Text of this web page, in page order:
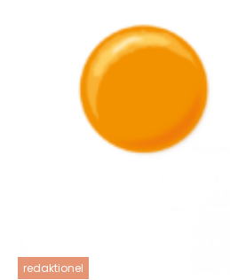
redaktionel